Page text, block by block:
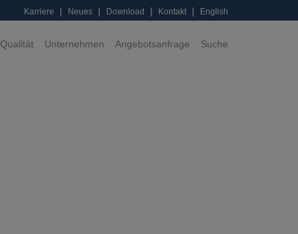
Karriere | Neues | Download | Kontakt | English
Qualität Unternehmen Angebotsanfrage Suche